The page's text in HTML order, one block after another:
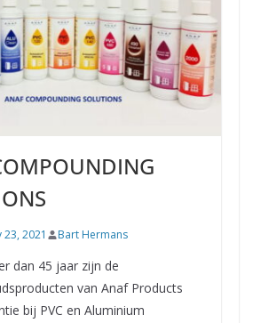
2021 Bart Hermans
dan 45 jaar zijn de
van Anaf Products
bij PVC en Aluminium